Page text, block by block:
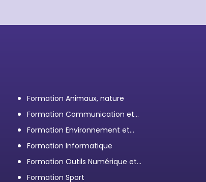
Formation Animaux, nature
Formation Communication et
efficacité personnelle et
professionnelle
Formation Environnement et
démarche RSE
Formation Informatique
Formation Outils Numérique et
Bureautique
Formation Sport